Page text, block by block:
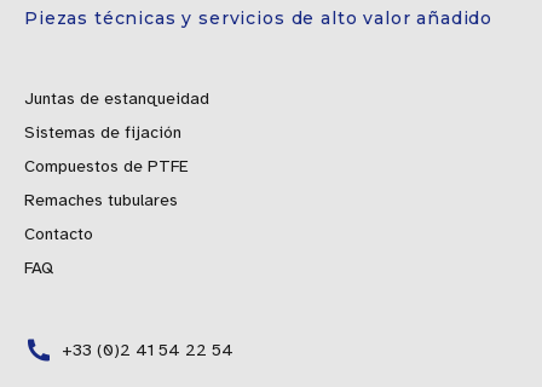
Piezas técnicas y servicios de alto valor añadido
Juntas de estanqueidad
Sistemas de fijación
Compuestos de PTFE
Remaches tubulares
Contacto
FAQ
+33 (0)2 41 54 22 54